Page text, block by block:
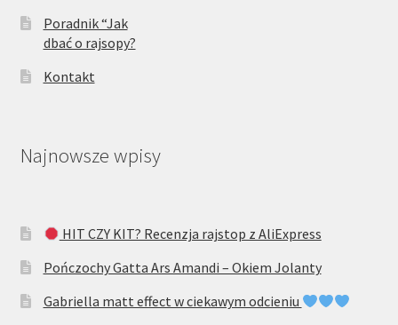
Poradnik “Jak
dbać o rajsopy?
Kontakt
Najnowsze wpisy
HIT CZY KIT? Recenzja rajstop z AliExpress
Pończochy Gatta Ars Amandi – Okiem Jolanty
Gabriella matt effect w ciekawym odcieniu